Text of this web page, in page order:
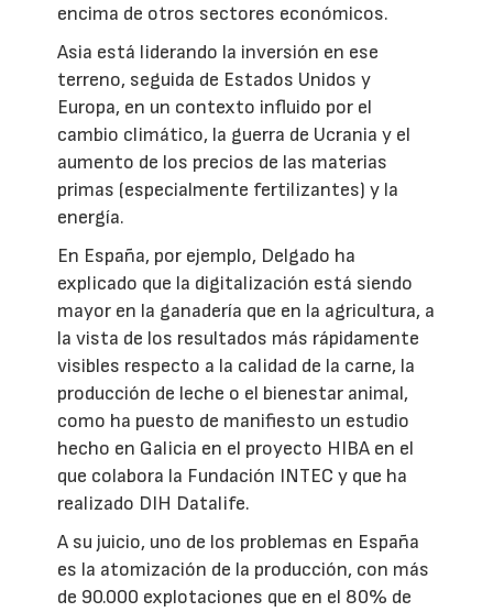
encima de otros sectores económicos.
Asia está liderando la inversión en ese
terreno, seguida de Estados Unidos y
Europa, en un contexto influido por el
cambio climático, la guerra de Ucrania y el
aumento de los precios de las materias
primas (especialmente fertilizantes) y la
energía.
En España, por ejemplo, Delgado ha
explicado que la digitalización está siendo
mayor en la ganadería que en la agricultura, a
la vista de los resultados más rápidamente
visibles respecto a la calidad de la carne, la
producción de leche o el bienestar animal,
como ha puesto de manifiesto un estudio
hecho en Galicia en el proyecto HIBA en el
que colabora la Fundación INTEC y que ha
realizado DIH Datalife.
A su juicio, uno de los problemas en España
es la atomización de la producción, con más
de 90.000 explotaciones que en el 80% de